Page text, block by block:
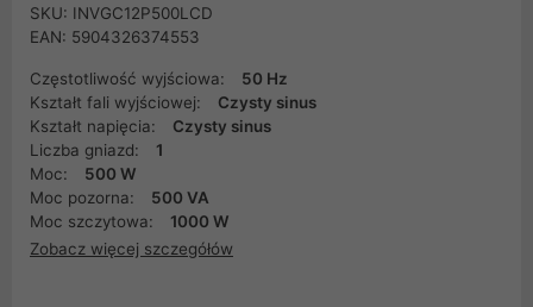
SKU: INVGC12P500LCD
EAN: 5904326374553
Częstotliwość wyjściowa:
50 Hz
Kształt fali wyjściowej:
Czysty sinus
Kształt napięcia:
Czysty sinus
Liczba gniazd:
1
Moc:
500 W
Moc pozorna:
500 VA
Moc szczytowa:
1000 W
Zobacz więcej szczegółów